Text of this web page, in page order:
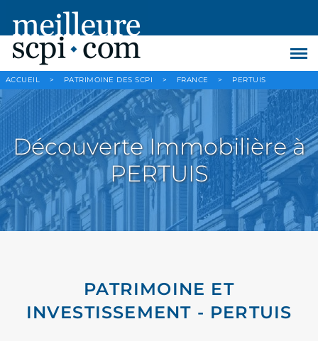
ACCUEIL > PATRIMOINE DES SCPI > FRANCE > PERTUIS
Découverte Immobilière à
PERTUIS
PATRIMOINE ET
INVESTISSEMENT - PERTUIS